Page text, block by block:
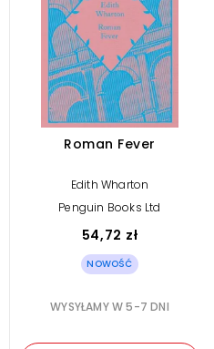
Roman Fever
Edith Wharton
Penguin Books Ltd
54,72 zł
NOWOŚĆ
WYSYŁAMY W 5-7 DNI